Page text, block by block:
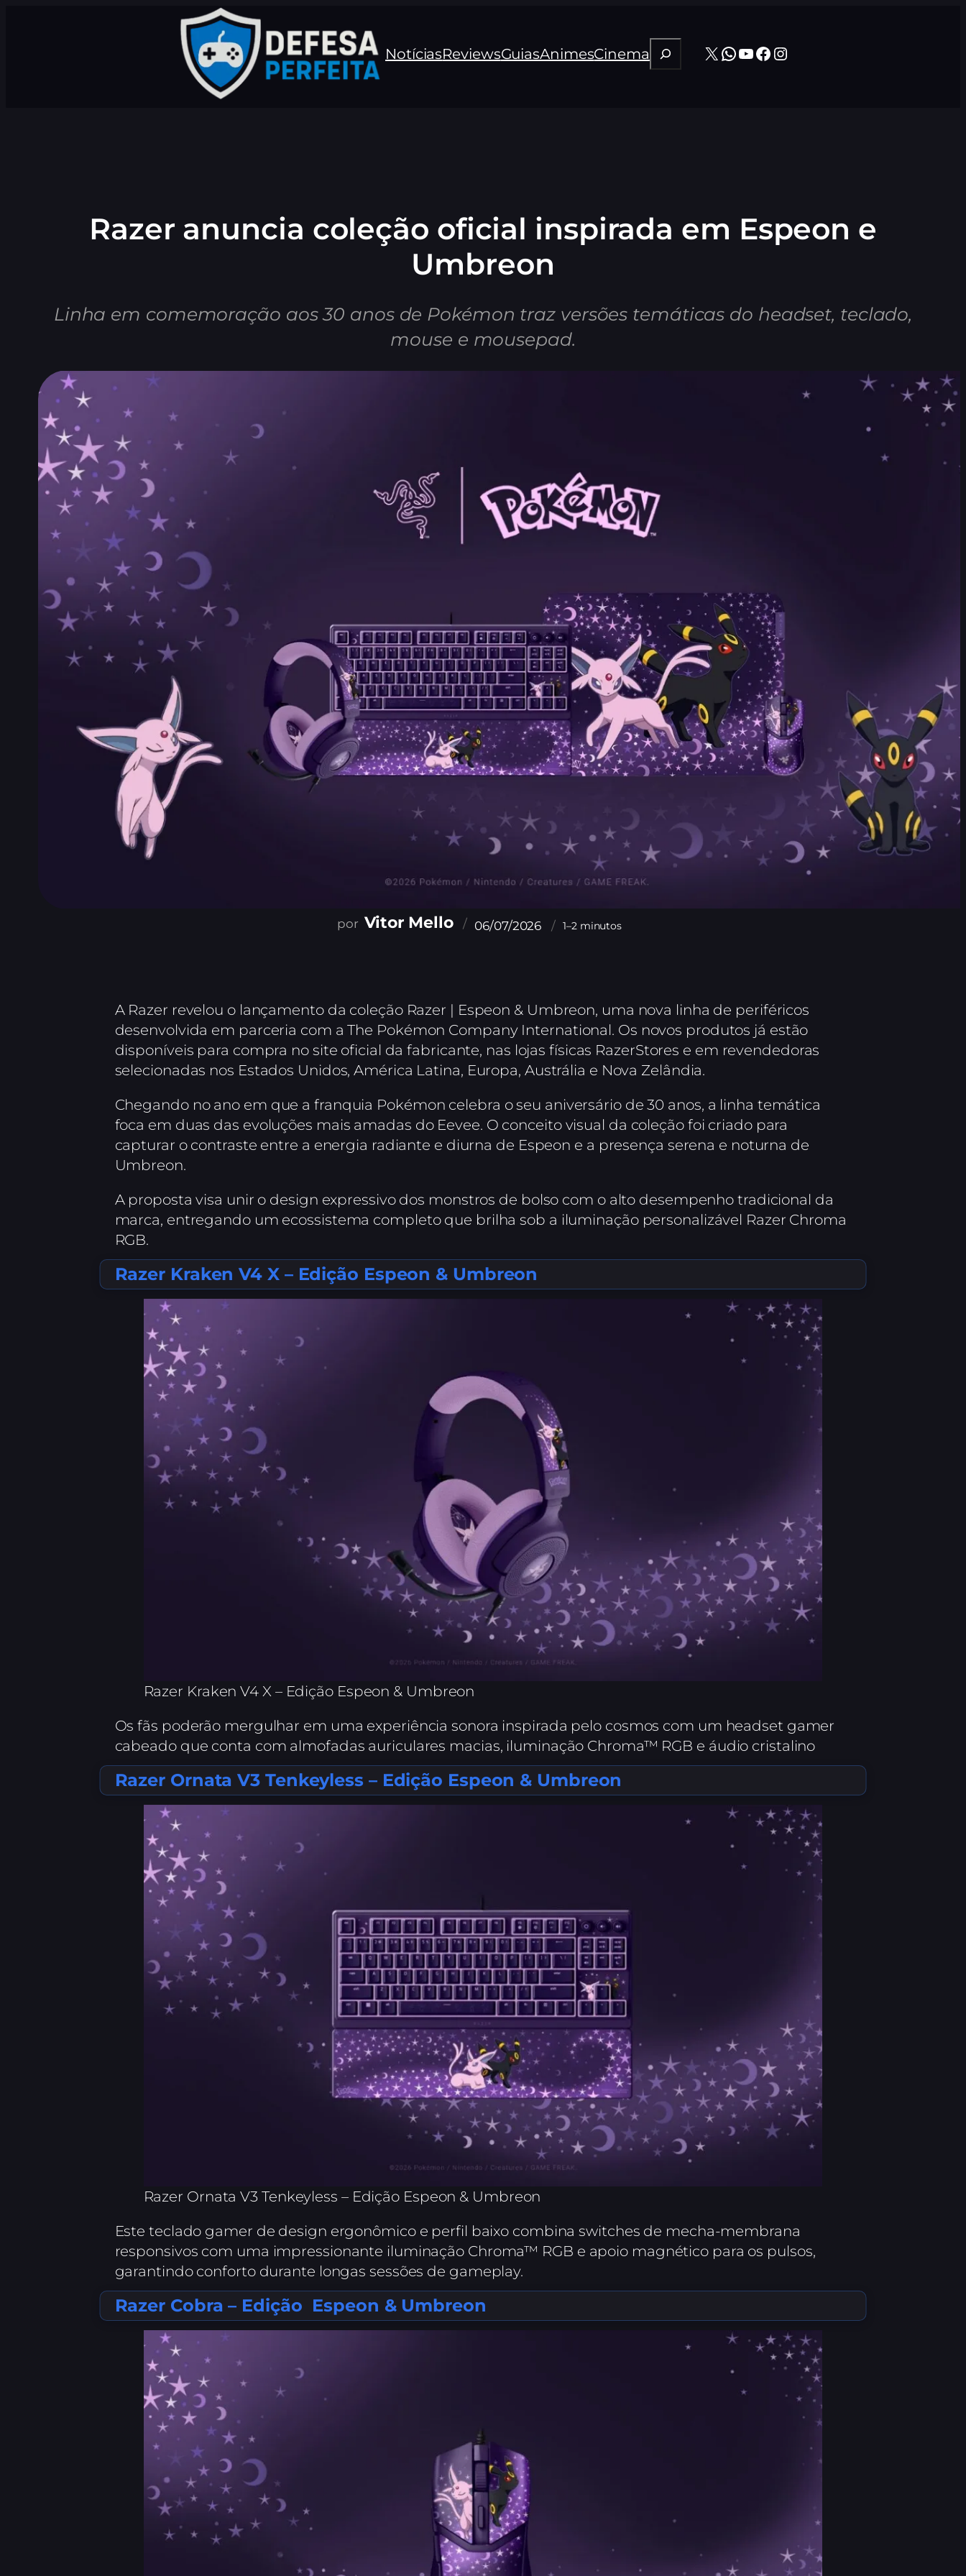
NotíciasReviewsGuiasAnimesCinema Pesquisar
X WhatsApp
Youtube
Facebook
Instagram
Razer anuncia coleção oficial inspirada em Espeon e
Umbreon
Linha em comemoração aos 30 anos de Pokémon traz versões temáticas do headset, teclado,
mouse e mousepad.
Vitor Mello 06/07/2026 1–2 minutos
A Razer revelou o lançamento da coleção Razer | Espeon & Umbreon, uma nova linha de periféricos
desenvolvida em parceria com a The Pokémon Company International. Os novos produtos já estão
disponíveis para compra no site oficial da fabricante, nas lojas físicas RazerStores e em revendedoras
selecionadas nos Estados Unidos, América Latina, Europa, Austrália e Nova Zelândia.
Chegando no ano em que a franquia Pokémon celebra o seu aniversário de 30 anos, a linha temática
foca em duas das evoluções mais amadas do Eevee. O conceito visual da coleção foi criado para
capturar o contraste entre a energia radiante e diurna de Espeon e a presença serena e noturna de
Umbreon.
A proposta visa unir o design expressivo dos monstros de bolso com o alto desempenho tradicional da
marca, entregando um ecossistema completo que brilha sob a iluminação personalizável Razer Chroma
RGB.
Razer Kraken V4 X – Edição Espeon & Umbreon
Razer Kraken V4 X – Edição Espeon & Umbreon
Os fãs poderão mergulhar em uma experiência sonora inspirada pelo cosmos com um headset gamer
cabeado que conta com almofadas auriculares macias, iluminação Chroma™ RGB e áudio cristalino
Razer Ornata V3 Tenkeyless – Edição Espeon & Umbreon
Razer Ornata V3 Tenkeyless – Edição Espeon & Umbreon
Este teclado gamer de design ergonômico e perfil baixo combina switches de mecha-membrana
responsivos com uma impressionante iluminação Chroma™ RGB e apoio magnético para os pulsos,
garantindo conforto durante longas sessões de gameplay.
Razer Cobra – Edição Espeon & Umbreon